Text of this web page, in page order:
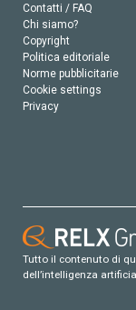
Contatti / FAQ
Chi siamo?
Copyright
Politica editoriale
Norme pubblicitarie
Cookie settings
Privacy
Tutto il contenuto di
dell’intelligenza